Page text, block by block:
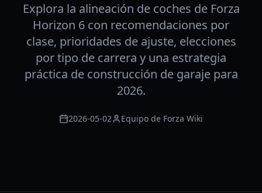
Explora la alineación de coches de Forza
Horizon 6 con recomendaciones por
clase, prioridades de ajuste, elecciones
por tipo de carrera y una estrategia
práctica de construcción de garaje para
2026.
2026-05-02 Equipo de Forza Wiki